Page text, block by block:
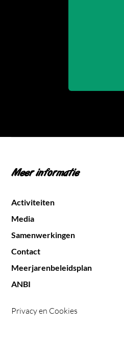
Meer informatie
Activiteiten
Media
Samenwerkingen
Contact
Meerjarenbeleidsplan
ANBI
Privacy en Cookies